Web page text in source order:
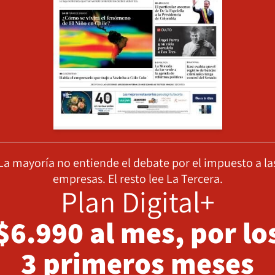
mayoría no entiende el debate por el impuesto a
empresas. El resto lee La Tercera.
Plan Digital+
al mes, por
3 primeros meses